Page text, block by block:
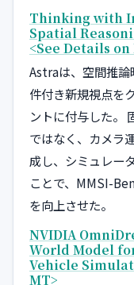
Thinking with
Spatial
<See Details on
Astraは、空間推
件付き新規視点を
ントに付与した。
ではなく、カメラ
成し、シミュレー
ことで、MMSI-
を向上させた。
NVIDIA
World Model
Vehicle
MT>